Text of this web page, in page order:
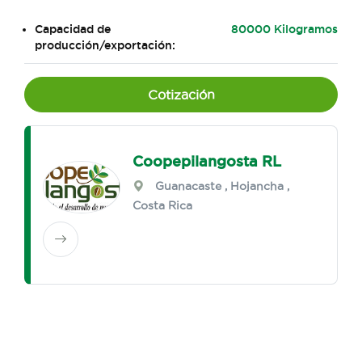
Capacidad de
producción/exportación:
80000 Kilogramos
Cotización
Coopepilangosta RL
Guanacaste , Hojancha ,
Costa Rica